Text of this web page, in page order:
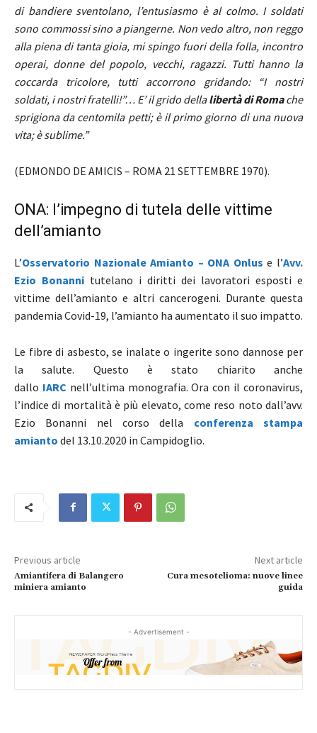
di bandiere sventolano, l’entusiasmo è al colmo. I soldati
sono commossi sino a piangerne. Non vedo altro, non reggo
alla piena di tanta gioia, mi spingo fuori della folla, incontro
operai, donne del popolo, vecchi, ragazzi. Tutti hanno la
coccarda tricolore, tutti accorrono gridando: “I nostri
soldati, i nostri fratelli!”… E’ il grido dellalibertà di Romache
sprigiona da centomila petti; è il primo giorno di una nuova
vita; è sublime.”
(EDMONDO DE AMICIS – ROMA 21 SETTEMBRE 1970).
ONA: l’impegno di tutela delle vittime
dell’amianto
L’Osservatorio Nazionale Amianto – ONA Onlus e l’Avv.
Ezio Bonanni tutelano i diritti dei lavoratori esposti e
vittime dell’amianto e altri cancerogeni. Durante questa
pandemia Covid-19, l’amianto ha aumentato il suo impatto.
Le fibre di asbesto, se inalate o ingerite sono dannose per
la salute. Questo è stato chiarito anche
dallo IARC nell’ultima monografia. Ora con il coronavirus,
l’indice di mortalità è più elevato, come reso noto dall’avv.
Ezio Bonanni nel corso della conferenza stampa
amianto del 13.10.2020 in Campidoglio.
Previous article
Amiantifera di Balangero
miniera amianto
Next article
Cura mesotelioma: nuove linee
guida
- Advertisement -